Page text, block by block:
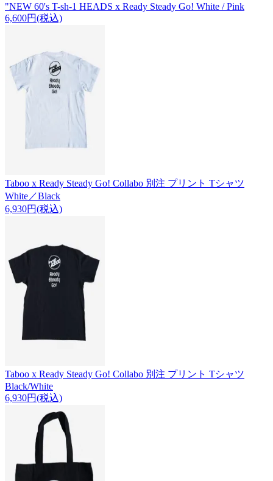
"NEW 60's T-sh-1 HEADS x Ready Steady Go! White / Pink
6,600円(税込)
Taboo x Ready Steady Go! Collabo 別注 プリント Tシャツ
White／Black
6,930円(税込)
Taboo x Ready Steady Go! Collabo 別注 プリント Tシャツ
Black/White
6,930円(税込)